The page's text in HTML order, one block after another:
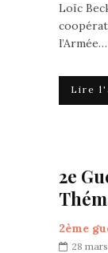
Loïc
l’Armée…
Lire
2e
2ème
28